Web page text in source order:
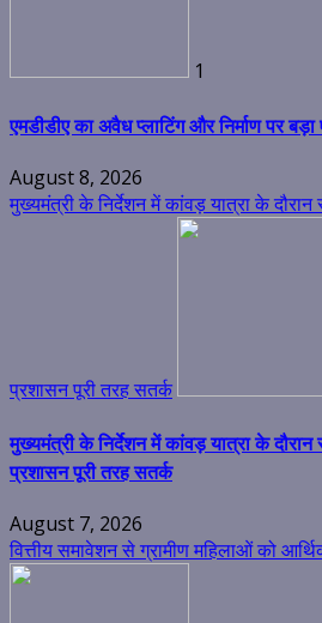
1
एमडीडीए का अवैध प्लाटिंग और निर्माण पर
August 8, 2026
मुख्यमंत्री के निर्देशन में कांवड़ यात्रा के
प्रशासन पूरी तरह सतर्क
मुख्यमंत्री के निर्देशन में कांवड़ यात्रा के
प्रशासन पूरी तरह सतर्क
August 7, 2026
वित्तीय समावेशन से ग्रामीण महिलाओं को